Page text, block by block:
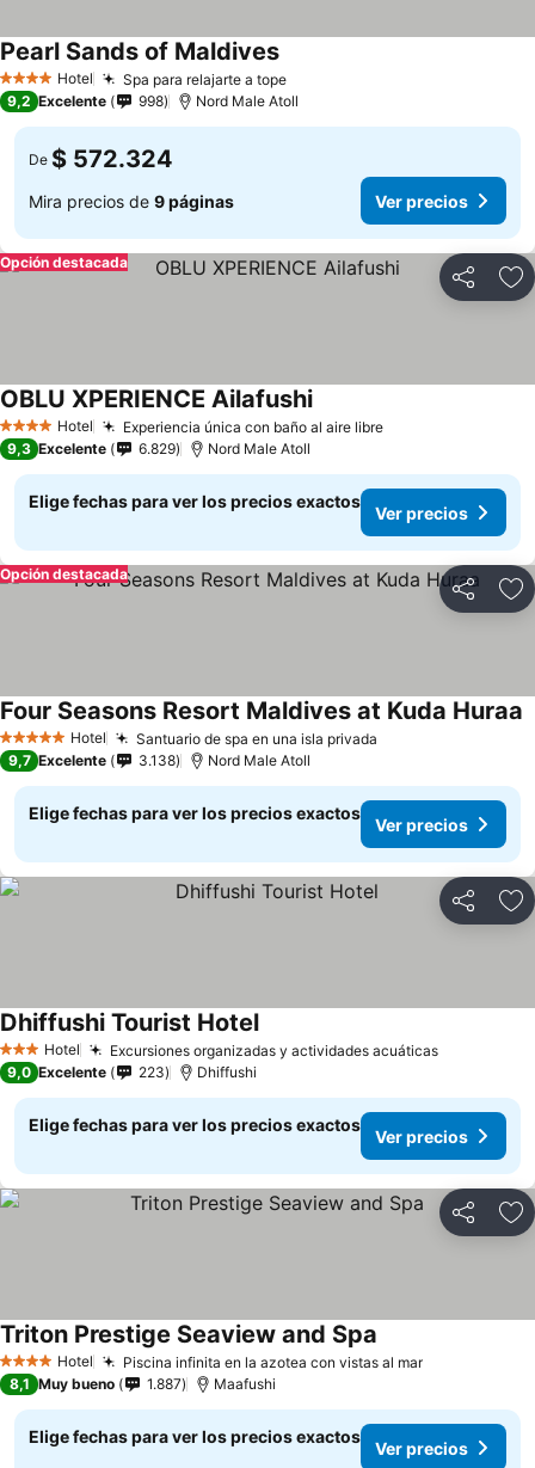
4 EstrellasHotel Spa para relajarte a tope
Pearl Sands of Maldives
9,2 Excelente 998 Nord Male Atoll
De $ 572.324
Mira precios de 9 páginas Ver precios
Compartir
Opción destacada
4 EstrellasHotel Experiencia única con baño al aire libre
OBLU XPERIENCE Ailafushi
9,3 Excelente 6.829 Nord Male Atoll
Elige fechas para ver los precios exactos
Ver precios
Compartir
Opción destacada
5 Estrellas Hotel Santuario de spa en una isla privada
Four Seasons Resort Maldives at Kuda Huraa
9,7 Excelente 3.138 Nord Male Atoll
Elige fechas para ver los precios exactos
Ver precios
Compartir
3 Estrellas
Hotel Excursiones organizadas y actividades acuáticas
Dhiffushi Tourist Hotel
9,0 Excelente 223 Dhiffushi
Elige fechas para ver los precios exactos
Ver precios
Compartir
4 EstrellasHotel Piscina infinita en la azotea con vistas al mar
Triton Prestige Seaview and Spa
8,1 Muy bueno 1.887 Maafushi
Elige fechas para ver los precios exactos
Ver precios